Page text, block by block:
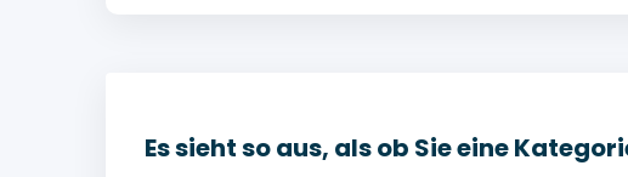
Es sieht so aus, als ob Sie eine